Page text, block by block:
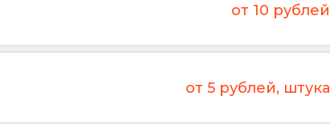
от 10 рублей
от 5 рублей, штука